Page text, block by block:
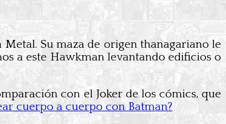
Su maza de origen thanagariano le
a este Hawkman levantando edificios o
con el Joker de los cómics, que
cuerpo a cuerpo con Batman?